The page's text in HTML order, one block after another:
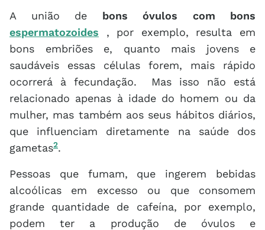
A união de bons óvulos com bons
espermatozoides
, por exemplo, resulta em
bons embriões e, quanto mais jovens e
saudáveis essas células forem, mais rápido
ocorrerá à fecundação. Mas isso não está
relacionado apenas à idade do homem ou da
mulher, mas também aos seus hábitos diários,
que influenciam diretamente na saúde dos
gametas2.
Pessoas que fumam, que ingerem bebidas
alcoólicas em excesso ou que consomem
grande quantidade de cafeína, por exemplo,
podem ter a produção de óvulos e